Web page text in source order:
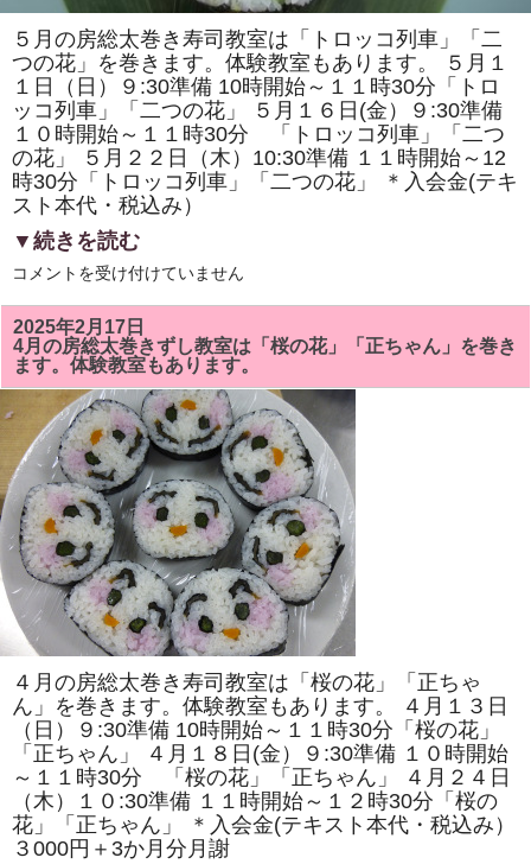
験
教
室
も
あ
り
ま
す。
は
５月の房総太巻き寿司教室は「トロッコ列車」「二
つの花」を巻きます。体験教室もあります。 ５月１
１日（日）９:30準備 10時開始～１１時30分「トロ
ッコ列車」「二つの花」 ５月１６日(金）９:30準備
１０時開始～１１時30分 「トロッコ列車」「二つ
の花」 ５月２２日（木）10:30準備 １１時開始～12
時30分「トロッコ列車」「二つの花」 ＊入会金(テキ
スト本代・税込み）
▼続きを読む
5
の
房
総
太
巻
き
し
室
で
は
「ト
ロ
ッ
コ
列
車」
「二
つ
の
花」
を
巻
き
ま
す。
体
教
室
も
あ
り
コメントを受け付けていません
2025年2月17日
4月の房総太巻きずし教室は「桜の花」「正ちゃん」を巻き
ます。体験教室もあります。
４月の房総太巻き寿司教室は「桜の花」「正ちゃ
ん」を巻きます。体験教室もあります。 ４月１３日
（日）９:30準備 10時開始～１１時30分「桜の花」
「正ちゃん」 ４月１８日(金）９:30準備 １０時開始
～１１時30分 「桜の花」「正ちゃん」 ４月２４日
（木）１０:30準備 １１時開始～１２時30分「桜の
花」「正ちゃん」 ＊入会金(テキスト本代・税込み）
３000円＋3か月分月謝